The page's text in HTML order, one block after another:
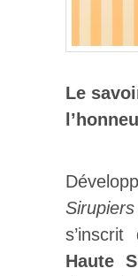
Le
Sirupiers
Haute